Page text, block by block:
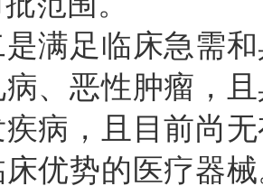
足临床急需和
、恶性肿瘤，
病，且目前尚
床优势的医疗器